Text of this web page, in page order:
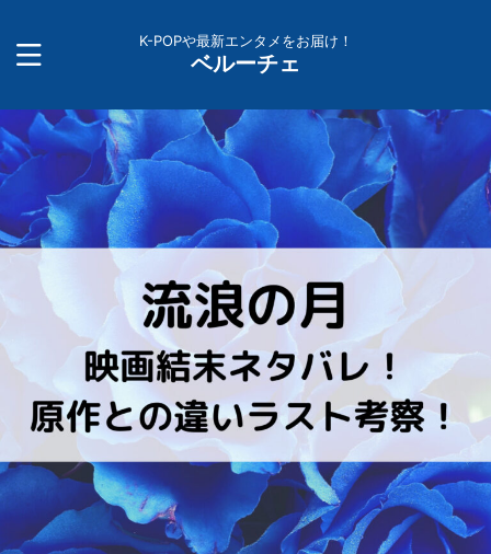
K-POPや最新エンタメをお届け！
ベルーチェ